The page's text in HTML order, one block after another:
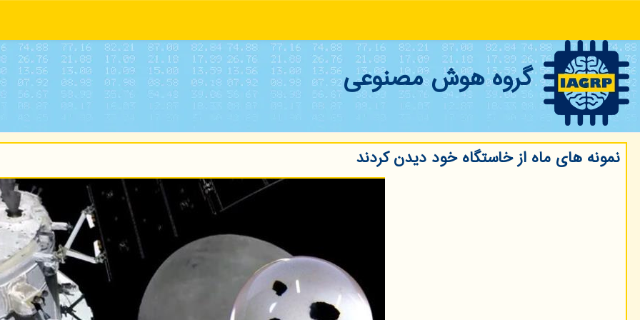
گروه هوش مصنوعی
نمونه های ماه از خاستگاه خود دیدن کردند